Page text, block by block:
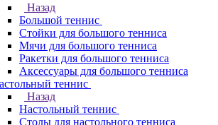
Назад
Большой теннис
Стойки для большого тенниса
Мячи для большого тенниса
Ракетки для большого тенниса
Аксессуары для большого тенниса
теннис
Назад
Настольный теннис
Столы для настольного тенниса